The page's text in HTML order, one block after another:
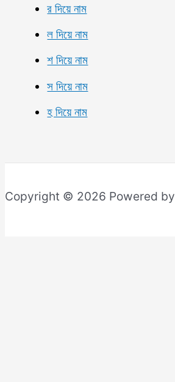
র দিয়ে নাম
ল দিয়ে নাম
শ দিয়ে নাম
স দিয়ে নাম
হ দিয়ে নাম
Copyright © 2026 Powered by